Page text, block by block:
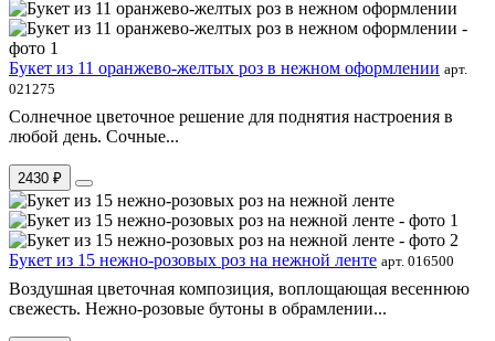
Букет из 11 оранжево-желтых роз в нежном оформлении арт.
021275
Солнечное цветочное решение для поднятия настроения в
любой день. Сочные...
2430 ₽
Букет из 15 нежно-розовых роз на нежной ленте арт. 016500
Воздушная цветочная композиция, воплощающая весеннюю
свежесть. Нежно-розовые бутоны в обрамлении...